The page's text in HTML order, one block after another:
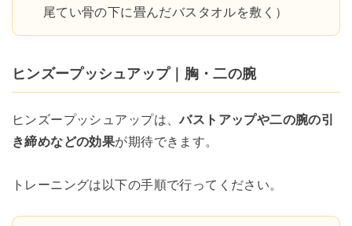
尾てい骨の下に畳んだバスタオルを敷く）
ヒンズープッシュアップ｜胸・二の腕
ヒンズープッシュアップは、バストアップや二の腕の引
き締めなどの効果が期待できます。
トレーニングは以下の手順で行ってください。